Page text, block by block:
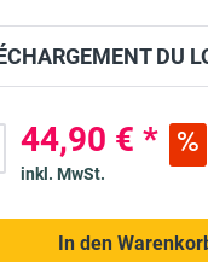
DU
44,90 € *
inkl. MwSt.
In den